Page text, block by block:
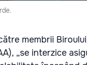
membrii
„se interzice